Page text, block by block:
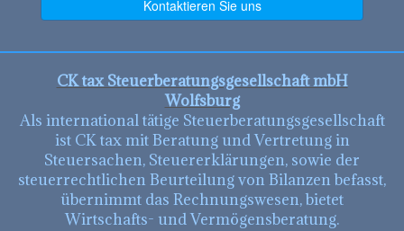
CK tax Steuerberatungsgesellschaft mbH
Wolfsburg
Als international tätige Steuerberatungsgesellschaft
ist CK tax mit Beratung und Vertretung in
Steuersachen, Steuererklärungen, sowie der
steuerrechtlichen Beurteilung von Bilanzen befasst,
übernimmt das Rechnungswesen, bietet
Wirtschafts- und Vermögensberatung.